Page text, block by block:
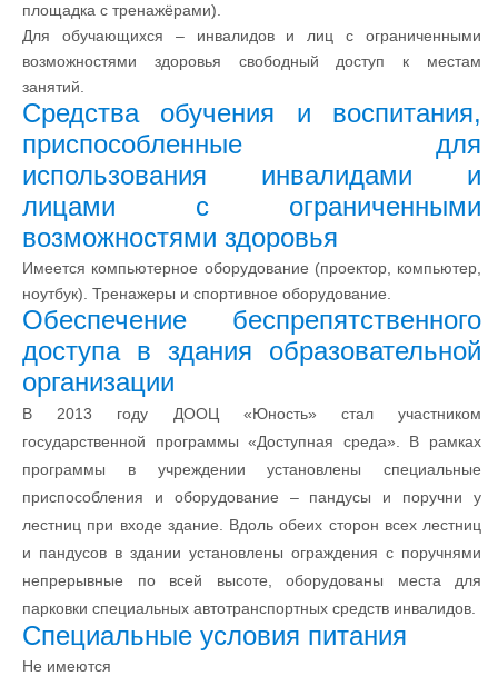
площадка с тренажёрами).
Для обучающихся – инвалидов и лиц с ограниченными
возможностями здоровья свободный доступ к местам
занятий.
Средства обучения и воспитания,
приспособленные для
использования инвалидами и
лицами с ограниченными
возможностями здоровья
Имеется компьютерное оборудование (проектор, компьютер,
ноутбук). Тренажеры и спортивное оборудование.
Обеспечение беспрепятственного
доступа в здания образовательной
организации
В 2013 году ДООЦ «Юность» стал участником
государственной программы «Доступная среда». В рамках
программы в учреждении установлены специальные
приспособления и оборудование – пандусы и поручни у
лестниц при входе здание. Вдоль обеих сторон всех лестниц
и пандусов в здании установлены ограждения с поручнями
непрерывные по всей высоте, оборудованы места для
парковки специальных автотранспортных средств инвалидов.
Специальные условия питания
Не имеются